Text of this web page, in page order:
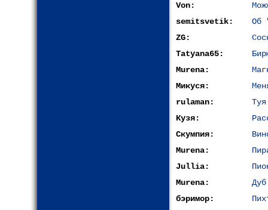
Von:
semitsvetik:
Об
ZG:
Tatyana65:
Murena:
Микуся:
rulaman:
Кузя:
Скумпия:
Murena:
Jullia:
Murena:
бэримор: